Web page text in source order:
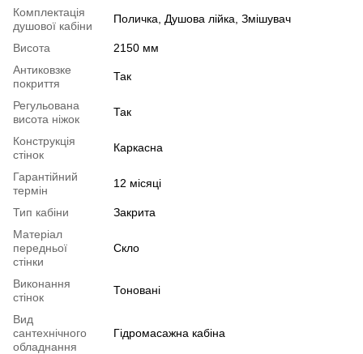
Комплектація
душової кабіни
Поличка, Душова лійка, Змішувач
Висота
2150 мм
Антиковзке
покриття
Так
Регульована
висота ніжок
Так
Конструкція
стінок
Каркасна
Гарантійний
термін
12 місяці
Тип кабіни
Закрита
Матеріал
передньої
стінки
Скло
Виконання
стінок
Тоновані
Вид
сантехнічного
обладнання
Гідромасажна кабіна